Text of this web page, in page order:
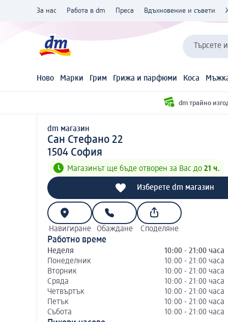
За нас Работа в dm Преса Вдъхновение и съвети
Търсете
Ново Марки Грим Грижа и парфюми Коса
dm трайно
d m магазин
dm магазин
Сан Стефано 22
1 5 0 4
1504 София
Магазинът ще бъде отворен за Вас до 21 ч.
Изберете dm магазин
Навигиране Обаждане Споделяне
Работно време
Неделя
10:00 - 21:00 часа
Понеделник
10:00 - 21:00 часа
Вторник
10:00 - 21:00 часа
Сряда
10:00 - 21:00 часа
Четвъртък
10:00 - 21:00 часа
Петък
10:00 - 21:00 часа
Събота
10:00 - 21:00 часа